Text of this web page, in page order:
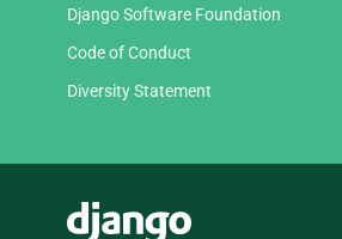
Django Software Foundation
Code of Conduct
Diversity Statement